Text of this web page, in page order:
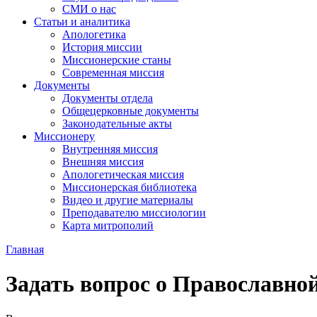
СМИ о нас
Статьи и аналитика
Апологетика
История миссии
Миссионерские станы
Современная миссия
Документы
Документы отдела
Общецерковные документы
Законодательные акты
Миссионеру
Внутренняя миссия
Внешняя миссия
Апологетическая миссия
Миссионерская библиотека
Видео и другие материалы
Преподавателю миссиологии
Карта митрополий
Главная
Задать вопрос о